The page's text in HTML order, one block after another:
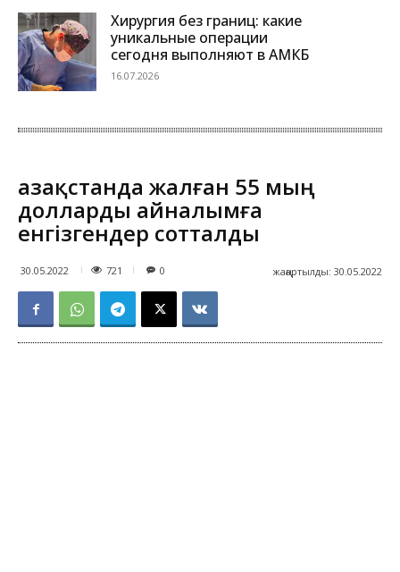
Хирургия без границ: какие
уникальные операции
сегодня выполняют в АМКБ
16.07.2026